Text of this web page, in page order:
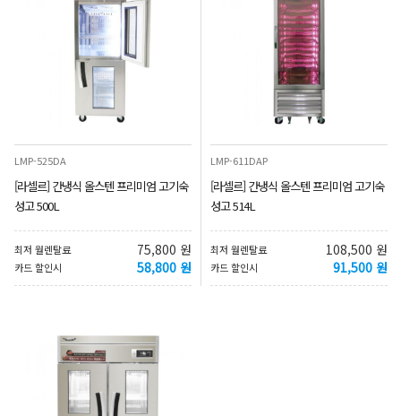
LMP-525DA
[라셀르] 간냉식 올스텐 프리미엄 고기숙
성고 500L
최저 월렌탈료 75,800 원
카드 할인시 58,800 원
LMP-611DAP
[라셀르] 간냉식 올스텐 프리미엄 고기숙
성고 514L
최저 월렌탈료 108,500 원
카드 할인시 91,500 원